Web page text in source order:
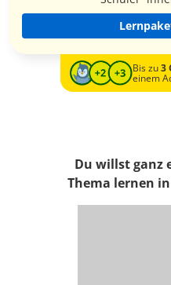
Bis zu3
einem
Du willst ganz
Thema lernen